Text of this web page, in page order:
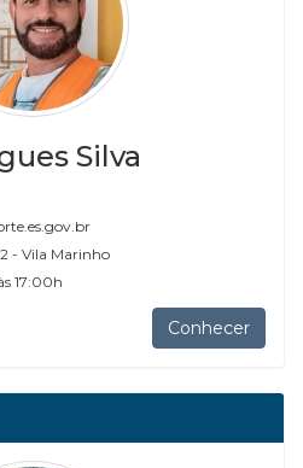
Silva
- Vila Marinho
17:00h
Conhecer